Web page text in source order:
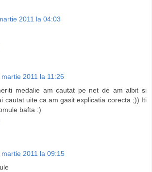
2011 la 04:03
martie 2011 la 11:26
medalie am cautat pe net de am albit si
cautat uite ca am gasit explicatia corecta ;)) Iti
bafta :)
martie 2011 la 09:15